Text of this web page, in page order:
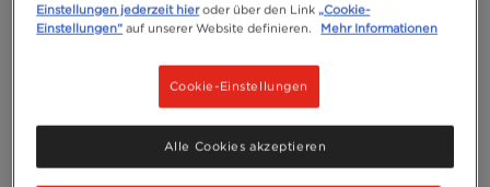
Entdecke mehr
Einstellungen jederzeit hieroder über den Link „Cookie-
Einstellungen“ auf unserer Website definieren. Mehr Informationen
Cookie-Einstellungen
Alle Cookies akzeptieren